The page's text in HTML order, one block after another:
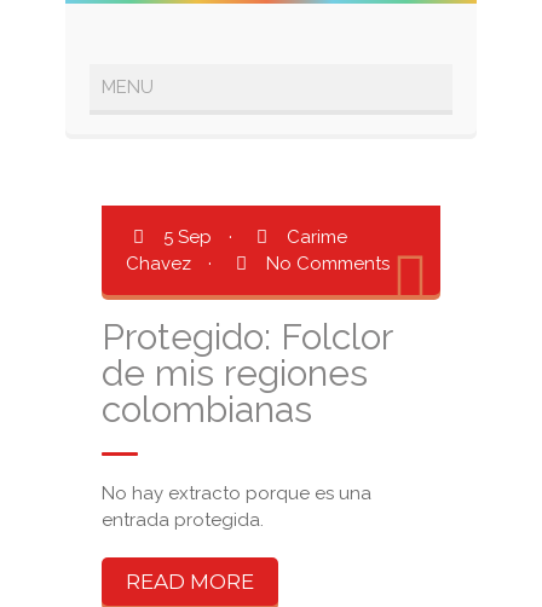
5 Sep ·
Carime
Chavez
· No Comments
Protegido: Folclor
de mis regiones
colombianas
No hay extracto porque es una
entrada protegida.
READ MORE